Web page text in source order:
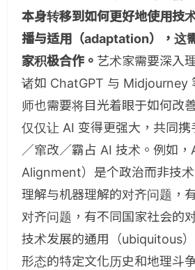
本身转移到如何更好地使用技
播与适用（adaptation），这
家积极合作。 艺术家需要深入
诸如 ChatGPT 与 Midjourney
师也需要将目光着眼于如何改
仅仅让 AI 变得更强大，共同携
／窜改／霸占 AI 技术。例如，
Alignment）是个政治而非技
理解与机器理解的对齐问题，
对齐问题，有不同国家社会的
技术发展的通用（ubiquitous
形态的特定文化历史和地理斗